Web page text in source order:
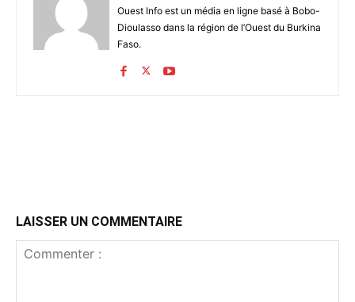
Ouest Info est un média en ligne basé à Bobo-
Dioulasso dans la région de l’Ouest du Burkina
Faso.
LAISSER UN COMMENTAIRE